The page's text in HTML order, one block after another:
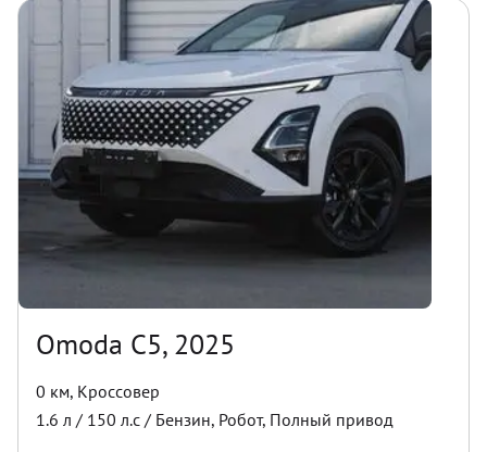
Omoda C5, 2025
0 км, Кроссовер
1.6 л / 150 л.с / Бензин, Робот, Полный привод